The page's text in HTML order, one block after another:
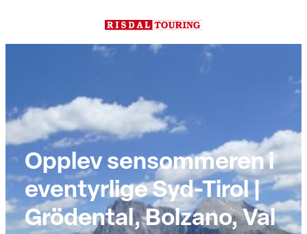
Opplev sensommeren i
eventyrlige Syd-Tirol |
Grödental, Bolzano, Val